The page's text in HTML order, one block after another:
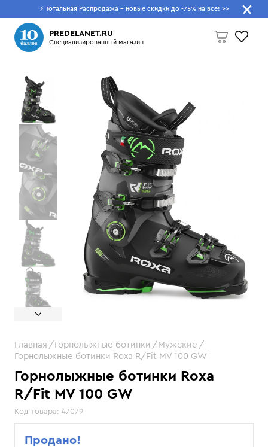
⚡ Тотальная Распродажа - новые скидки до -75% на все! >>
PREDELANET.RU
Специализированный магазин
Пусто
Что будем искать?
Горнолыжные ботинки Roxa
R/Fit MV 100 GW
Код товара: 47079
Главная Горнолыжные ботинки
Мужские
Горнолыжные ботинки Roxa R/Fit MV 100 GW
Продано!